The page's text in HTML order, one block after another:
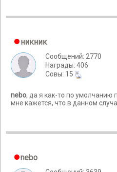
никник
Сообщений: 2770
Награды: 406
Cовы: 15
nebo, да я как-то по умолчанию
мне кажется, что в данном
nebo